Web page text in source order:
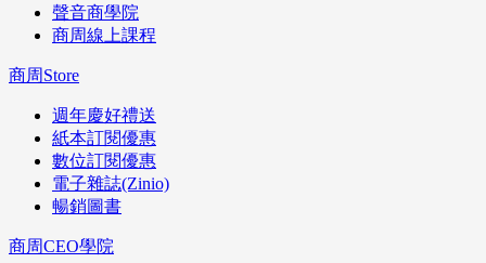
聲音商學院
商周線上課程
商周Store
週年慶好禮送
紙本訂閱優惠
數位訂閱優惠
電子雜誌(Zinio)
暢銷圖書
商周CEO學院